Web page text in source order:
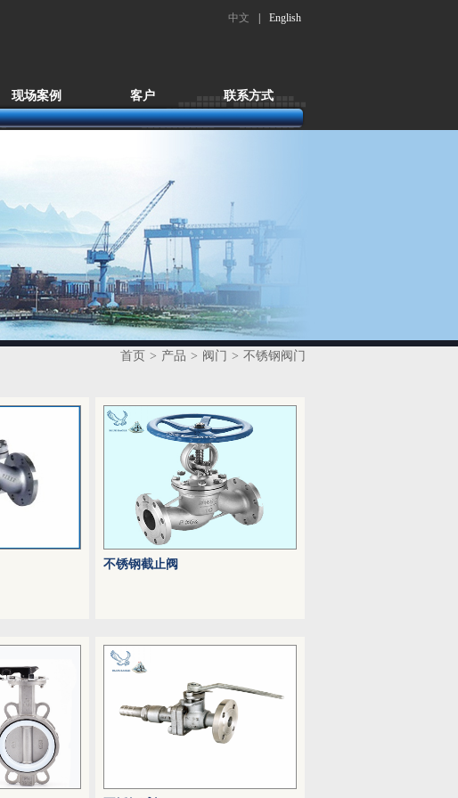
中文 English
现场案例 客户 联系方式
首页 > 产品 > 阀门 > 不锈钢阀门
不锈钢截止阀